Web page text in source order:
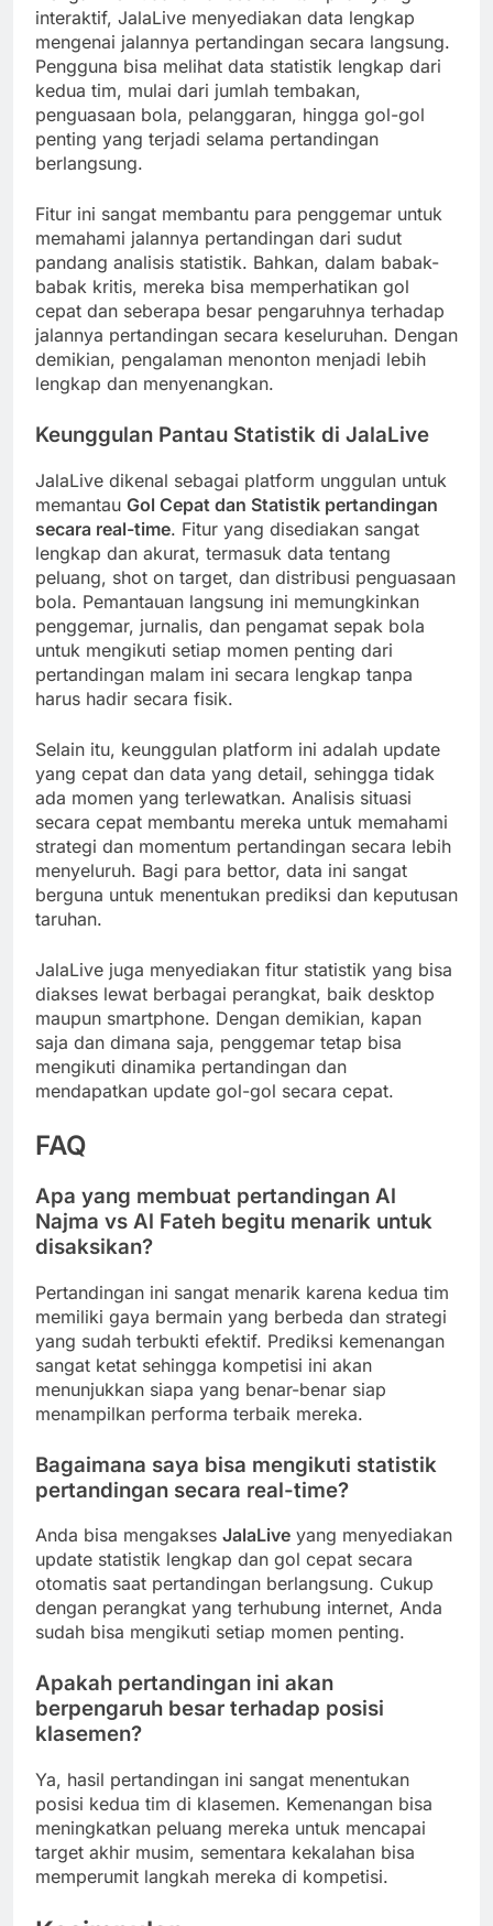
interaktif, JalaLive menyediakan data lengkap
mengenai jalannya pertandingan secara langsung.
Pengguna bisa melihat data statistik lengkap dari
kedua tim, mulai dari jumlah tembakan,
penguasaan bola, pelanggaran, hingga gol-gol
penting yang terjadi selama pertandingan
berlangsung.
Fitur ini sangat membantu para penggemar untuk
memahami jalannya pertandingan dari sudut
pandang analisis statistik. Bahkan, dalam babak-
babak kritis, mereka bisa memperhatikan gol
cepat dan seberapa besar pengaruhnya terhadap
jalannya pertandingan secara keseluruhan. Dengan
demikian, pengalaman menonton menjadi lebih
lengkap dan menyenangkan.
Keunggulan Pantau Statistik di JalaLive
JalaLive dikenal sebagai platform unggulan untuk
memantau Gol Cepat dan Statistik pertandingan
secara real-time. Fitur yang disediakan sangat
lengkap dan akurat, termasuk data tentang
peluang, shot on target, dan distribusi penguasaan
bola. Pemantauan langsung ini memungkinkan
penggemar, jurnalis, dan pengamat sepak bola
untuk mengikuti setiap momen penting dari
pertandingan malam ini secara lengkap tanpa
harus hadir secara fisik.
Selain itu, keunggulan platform ini adalah update
yang cepat dan data yang detail, sehingga tidak
ada momen yang terlewatkan. Analisis situasi
secara cepat membantu mereka untuk memahami
strategi dan momentum pertandingan secara lebih
menyeluruh. Bagi para bettor, data ini sangat
berguna untuk menentukan prediksi dan keputusan
taruhan.
JalaLive juga menyediakan fitur statistik yang bisa
diakses lewat berbagai perangkat, baik desktop
maupun smartphone. Dengan demikian, kapan
saja dan dimana saja, penggemar tetap bisa
mengikuti dinamika pertandingan dan
mendapatkan update gol-gol secara cepat.
FAQ
Apa yang membuat pertandingan Al
Najma vs Al Fateh begitu menarik untuk
disaksikan?
Pertandingan ini sangat menarik karena kedua tim
memiliki gaya bermain yang berbeda dan strategi
yang sudah terbukti efektif. Prediksi kemenangan
sangat ketat sehingga kompetisi ini akan
menunjukkan siapa yang benar-benar siap
menampilkan performa terbaik mereka.
Bagaimana saya bisa mengikuti statistik
pertandingan secara real-time?
Anda bisa mengakses JalaLive yang menyediakan
update statistik lengkap dan gol cepat secara
otomatis saat pertandingan berlangsung. Cukup
dengan perangkat yang terhubung internet, Anda
sudah bisa mengikuti setiap momen penting.
Apakah pertandingan ini akan
berpengaruh besar terhadap posisi
klasemen?
Ya, hasil pertandingan ini sangat menentukan
posisi kedua tim di klasemen. Kemenangan bisa
meningkatkan peluang mereka untuk mencapai
target akhir musim, sementara kekalahan bisa
memperumit langkah mereka di kompetisi.